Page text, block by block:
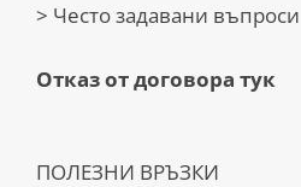
> Често задавани въпроси
Отказ от договора тук
ПОЛЕЗНИ ВРЪЗКИ